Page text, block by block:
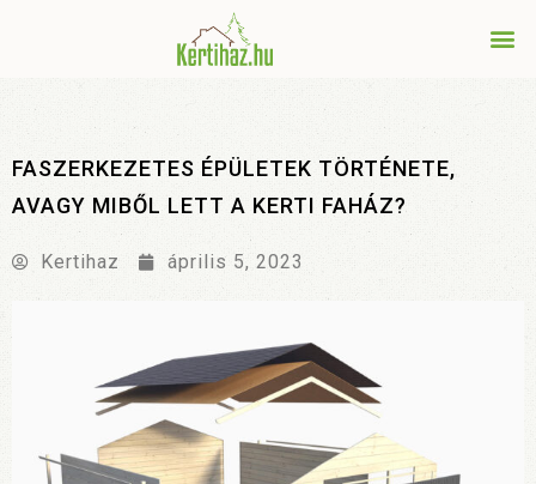
FASZERKEZETES ÉPÜLETEK TÖRTÉNETE,
AVAGY MIBŐL LETT A KERTI FAHÁZ?
Kertihaz április 5, 2023